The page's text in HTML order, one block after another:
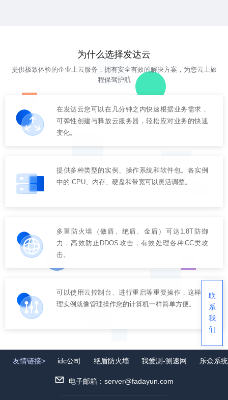
为什么选择发达云
提供极致体验的企业上云服务，拥有安全有效的解决方案，为您云上旅
程保驾护航
在发达云您可以在几分钟之内快速根据业务需求，
可弹性创建与释放云服务器，轻松应对业务的快速
变化。
提供多种类型的实例、操作系统和软件包。各实例
中的 CPU、内存、硬盘和带宽可以灵活调整。
多重防火墙（傲盾、绝盾、金盾）可达1.8T防御
力，高效防止DDOS攻击，有效处理各种CC类攻
击。
可以使用云控制台、进行重启等重要操作，这样管
理实例就像管理操作您的计算机一样简单方便。
友情链接> idc公司 绝盾防火墙 我爱测-测速网 乐众系统
电子邮箱：server@fadayun.com
联
系
我
们